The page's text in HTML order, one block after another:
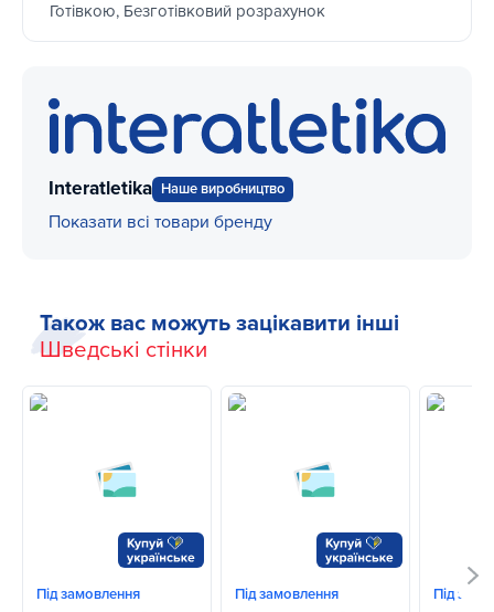
Готівкою, Безготівковий розрахунок
Interatletika Наше виробництво
Показати всі товари бренду
Також вас можуть зацікавити інші
Шведські стінки
Під замовлення Під замовлення Під